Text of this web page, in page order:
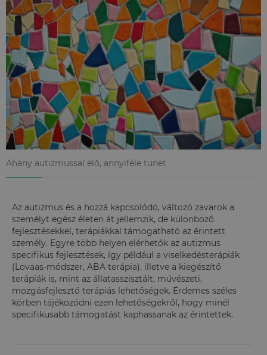
Ahány autizmussal élő, annyiféle tünet
Az autizmus és a hozzá kapcsolódó, változó zavarok a
személyt egész életen át jellemzik, de különböző
fejlesztésekkel, terápiákkal támogatható az érintett
személy. Egyre több helyen elérhetők az autizmus
specifikus fejlesztések, így például a viselkedésterápiák
(Lovaas-módszer, ABA terápia), illetve a kiegészítő
terápiák is, mint az állatasszisztált, művészeti,
mozgásfejlesztő terápiás lehetőségek. Érdemes széles
körben tájékozódni ezen lehetőségekről, hogy minél
specifikusabb támogatást kaphassanak az érintettek.